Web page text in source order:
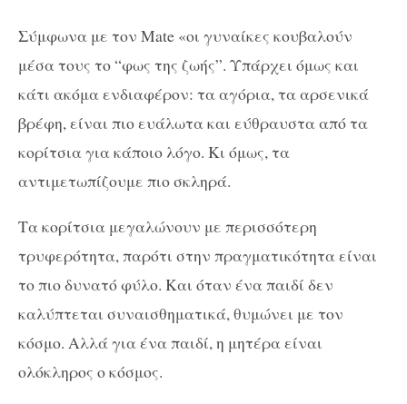
Σύμφωνα με τον Mate «οι γυναίκες κουβαλούν
μέσα τους το “φως της ζωής”. Υπάρχει όμως και
κάτι ακόμα ενδιαφέρον: τα αγόρια, τα αρσενικά
βρέφη, είναι πιο ευάλωτα και εύθραυστα από τα
κορίτσια για κάποιο λόγο. Κι όμως, τα
αντιμετωπίζουμε πιο σκληρά.
Τα κορίτσια μεγαλώνουν με περισσότερη
τρυφερότητα, παρότι στην πραγματικότητα είναι
το πιο δυνατό φύλο. Και όταν ένα παιδί δεν
καλύπτεται συναισθηματικά, θυμώνει με τον
κόσμο. Αλλά για ένα παιδί, η μητέρα είναι
ολόκληρος ο κόσμος.